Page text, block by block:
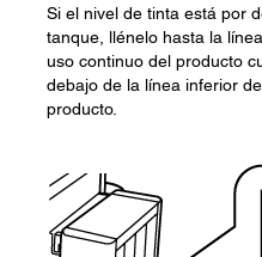
Si el nivel de tinta está por
tanque, llénelo hasta la
uso continuo del producto
debajo de la línea inferior
producto.